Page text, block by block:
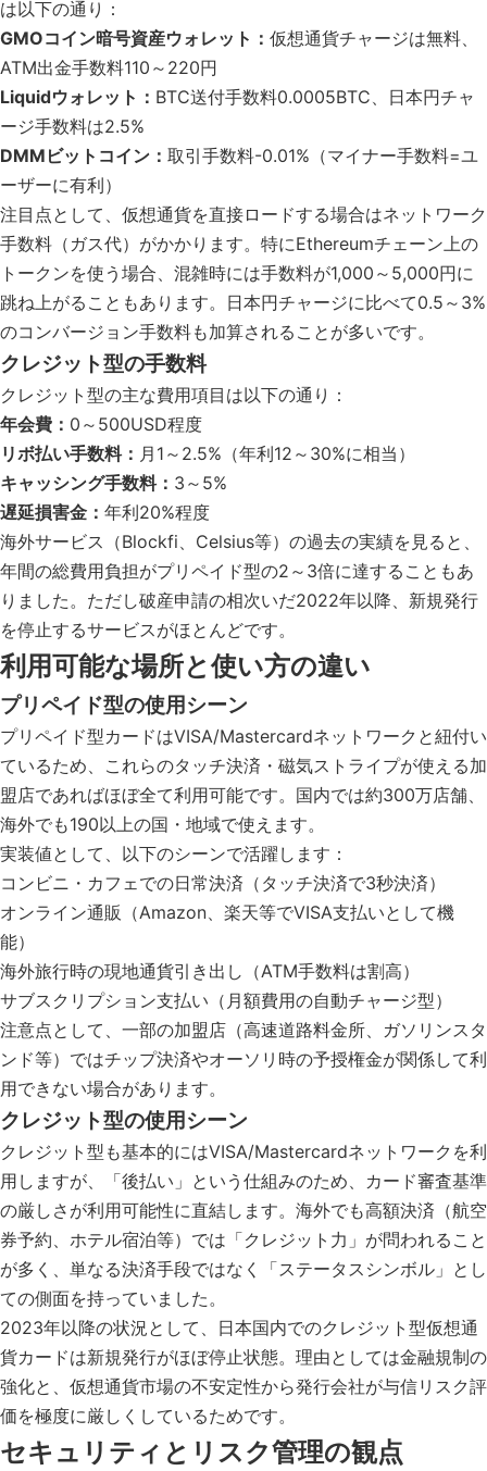
は以下の通り：
GMOコイン暗号資産ウォレット： 仮想通貨チャージは無料、
ATM出金手数料110～220円
Liquidウォレット： BTC送付手数料0.0005BTC、日本円チャ
ージ手数料は2.5%
DMMビットコイン： 取引手数料-0.01%（マイナー手数料=ユ
ーザーに有利）
注目点として、仮想通貨を直接ロードする場合はネットワーク
手数料（ガス代）がかかります。特にEthereumチェーン上の
トークンを使う場合、混雑時には手数料が1,000～5,000円に
跳ね上がることもあります。日本円チャージに比べて0.5～3%
のコンバージョン手数料も加算されることが多いです。
クレジット型の手数料
クレジット型の主な費用項目は以下の通り：
年会費： 0～500USD程度
リボ払い手数料： 月1～2.5%（年利12～30%に相当）
キャッシング手数料： 3～5%
遅延損害金： 年利20%程度
海外サービス（Blockfi、Celsius等）の過去の実績を見ると、
年間の総費用負担がプリペイド型の2～3倍に達することもあ
りました。ただし破産申請の相次いだ2022年以降、新規発行
を停止するサービスがほとんどです。
利用可能な場所と使い方の違い
プリペイド型の使用シーン
プリペイド型カードはVISA/Mastercardネットワークと紐付い
ているため、これらのタッチ決済・磁気ストライプが使える加
盟店であればほぼ全て利用可能です。国内では約300万店舗、
海外でも190以上の国・地域で使えます。
実装値として、以下のシーンで活躍します：
コンビニ・カフェでの日常決済（タッチ決済で3秒決済）
オンライン通販（Amazon、楽天等でVISA支払いとして機
能）
海外旅行時の現地通貨引き出し（ATM手数料は割高）
サブスクリプション支払い（月額費用の自動チャージ型）
注意点として、一部の加盟店（高速道路料金所、ガソリンスタ
ンド等）ではチップ決済やオーソリ時の予授権金が関係して利
用できない場合があります。
クレジット型の使用シーン
クレジット型も基本的にはVISA/Mastercardネットワークを利
用しますが、「後払い」という仕組みのため、カード審査基準
の厳しさが利用可能性に直結します。海外でも高額決済（航空
券予約、ホテル宿泊等）では「クレジット力」が問われること
が多く、単なる決済手段ではなく「ステータスシンボル」とし
ての側面を持っていました。
2023年以降の状況として、日本国内でのクレジット型仮想通
貨カードは新規発行がほぼ停止状態。理由としては金融規制の
強化と、仮想通貨市場の不安定性から発行会社が与信リスク評
価を極度に厳しくしているためです。
セキュリティとリスク管理の観点